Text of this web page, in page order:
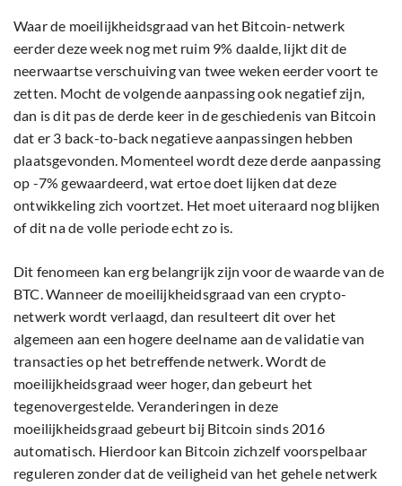
Waar de moeilijkheidsgraad van het Bitcoin-netwerk
eerder deze week nog met ruim 9% daalde, lijkt dit de
neerwaartse verschuiving van twee weken eerder voort te
zetten. Mocht de volgende aanpassing ook negatief zijn,
dan is dit pas de derde keer in de geschiedenis van Bitcoin
dat er 3 back-to-back negatieve aanpassingen hebben
plaatsgevonden. Momenteel wordt deze derde aanpassing
op -7% gewaardeerd, wat ertoe doet lijken dat deze
ontwikkeling zich voortzet. Het moet uiteraard nog blijken
of dit na de volle periode echt zo is.
Dit fenomeen kan erg belangrijk zijn voor de waarde van de
BTC. Wanneer de moeilijkheidsgraad van een crypto-
netwerk wordt verlaagd, dan resulteert dit over het
algemeen aan een hogere deelname aan de validatie van
transacties op het betreffende netwerk. Wordt de
moeilijkheidsgraad weer hoger, dan gebeurt het
tegenovergestelde. Veranderingen in deze
moeilijkheidsgraad gebeurt bij Bitcoin sinds 2016
automatisch. Hierdoor kan Bitcoin zichzelf voorspelbaar
reguleren zonder dat de veiligheid van het gehele netwerk